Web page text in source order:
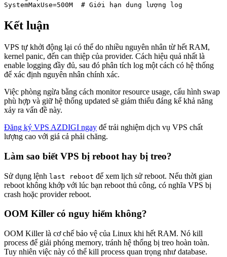
SystemMaxUse=500M  # Giới hạn dung lượng log
Kết luận
VPS tự khởi động lại có thể do nhiều nguyên nhân từ hết RAM,
kernel panic, đến can thiệp của provider. Cách hiệu quả nhất là
enable logging đầy đủ, sau đó phân tích log một cách có hệ thống
để xác định nguyên nhân chính xác.
Việc phòng ngừa bằng cách monitor resource usage, cấu hình swap
phù hợp và giữ hệ thống updated sẽ giảm thiểu đáng kể khả năng
xảy ra vấn đề này.
Đăng ký VPS AZDIGI ngay để trải nghiệm dịch vụ VPS chất
lượng cao với giá cả phải chăng.
Làm sao biết VPS bị reboot hay bị treo?
Sử dụng lệnh last reboot để xem lịch sử reboot. Nếu thời gian
reboot không khớp với lúc bạn reboot thủ công, có nghĩa VPS bị
crash hoặc provider reboot.
OOM Killer có nguy hiểm không?
OOM Killer là cơ chế bảo vệ của Linux khi hết RAM. Nó kill
process để giải phóng memory, tránh hệ thống bị treo hoàn toàn.
Tuy nhiên việc này có thể kill process quan trọng như database.